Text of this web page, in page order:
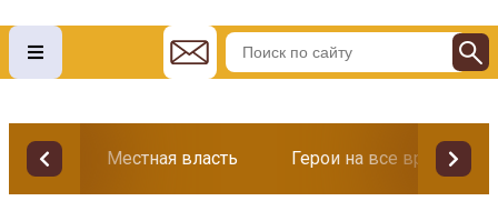
Местная власть Герои на все времена